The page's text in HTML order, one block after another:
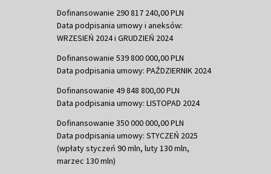
Dofinansowanie 290 817 240,00 PLN
Data podpisania umowy i aneksów:
WRZESIEŃ 2024 i GRUDZIEŃ 2024
Dofinansowanie 539 800 000,00 PLN
Data podpisania umowy: PAŹDZIERNIK 2024
Dofinansowanie 49 848 800,00 PLN
Data podpisania umowy: LISTOPAD 2024
Dofinansowanie 350 000 000,00 PLN
Data podpisania umowy: STYCZEŃ 2025
(wpłaty styczeń 90 mln, luty 130 mln,
marzec 130 mln)